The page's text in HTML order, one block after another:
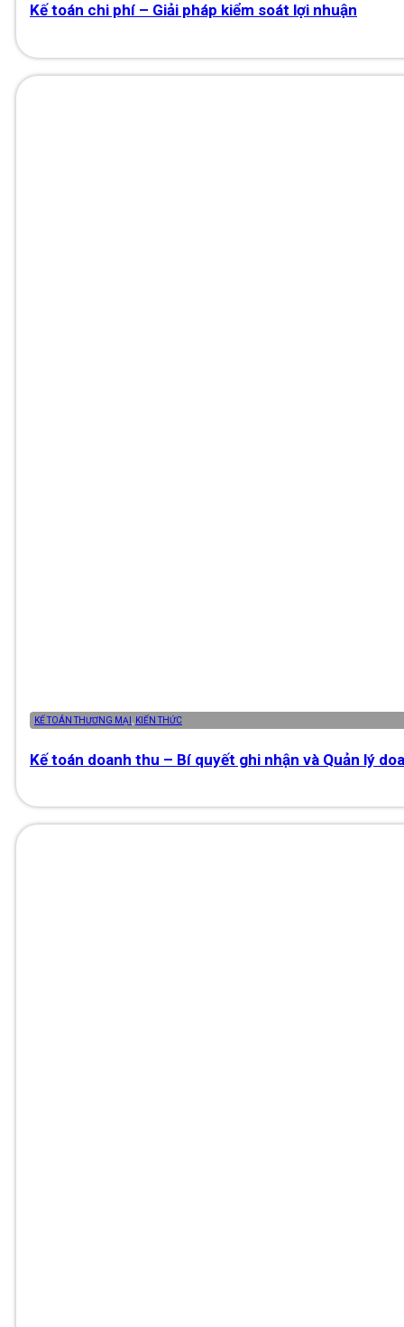
Kế toán chi phí – Giải pháp kiểm soát lợi nhuận
KẾ TOÁN THƯƠNG MẠI KIẾN THỨC
Kế toán doanh thu – Bí quyết ghi nhận và Quản lý